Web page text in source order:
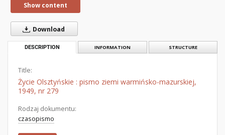
Show content
Download
DESCRIPTION INFORMATION STRUCTURE
Title:
Życie Olsztyńskie : pismo ziemi warmińsko-mazurskiej,
1949, nr 279
Rodzaj dokumentu:
czasopismo